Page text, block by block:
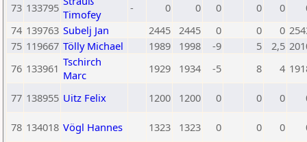
73 133795 Timofey
- 0 0 0 0 0
74 139763 Subelj Jan 2445 2445 0 0 0
75 119667 Tölly Michael 1989 1998 -9 5 2,5
76 133961 Tschirch
Marc
1929 1934 -5 8 4
77 138955 Uitz Felix 1200 1200 0 0 0
78 134018 Vögl Hannes 1323 1323 0 0 0